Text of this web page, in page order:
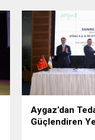
Aygaz’dan
Güçlendiren